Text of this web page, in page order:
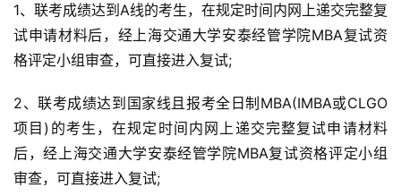
楠
备
考
论
院
校
1、联考成绩达到A线的考生，在规定时间内网上递交完整复
试申请材料后，经上海交通大学安泰经管学院MBA复试资
格评定小组审查，可直接进入复试;
2、联考成绩达到国家线且报考全日制MBA(IMBA或CLGO
项目)的考生，在规定时间内网上递交完整复试申请材料
后，经上海交通大学安泰经管学院MBA复试资格评定小组
审查，可直接进入复试;